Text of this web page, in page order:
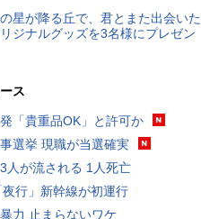
星が降る丘で、君とまた出会いた
ジナルグッズを3名様にプレゼン
ス
「貴重品OK」と許可か
選挙 現職が当選確実
人が流される 1人死亡
行」新幹線が初運行
力 止まらないワケ